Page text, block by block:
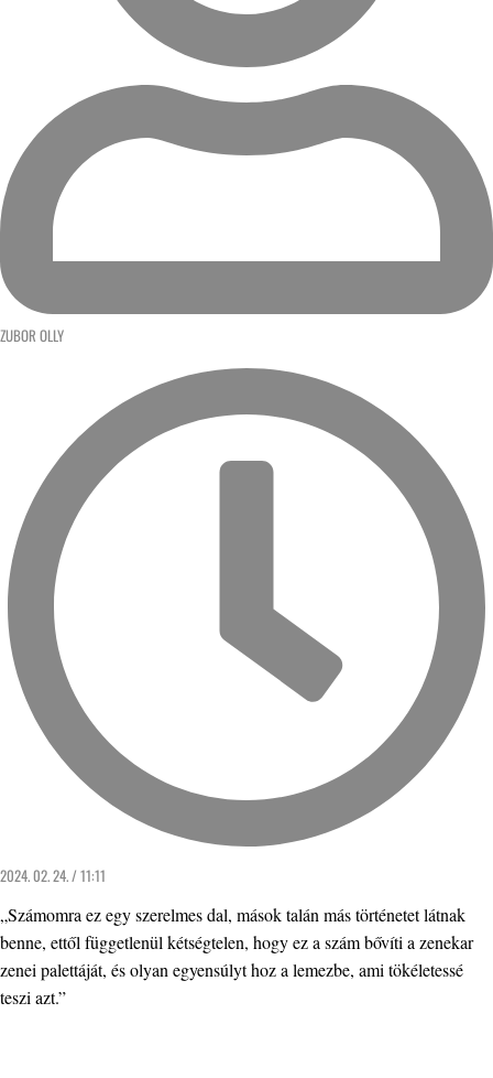
ZUBOR OLLY
2024. 02. 24. / 11:11
„Számomra ez egy szerelmes dal, mások talán más történetet látnak
benne, ettől függetlenül kétségtelen, hogy ez a szám bővíti a zenekar
zenei palettáját, és olyan egyensúlyt hoz a lemezbe, ami tökéletessé
teszi azt.”